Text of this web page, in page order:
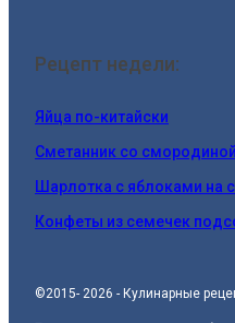
Рецепт недели:
Яйца по-китайски
Сметанник со смородиной
Шарлотка с яблоками на
Конфеты из семечек
©2015- 2026 - Кулинарные